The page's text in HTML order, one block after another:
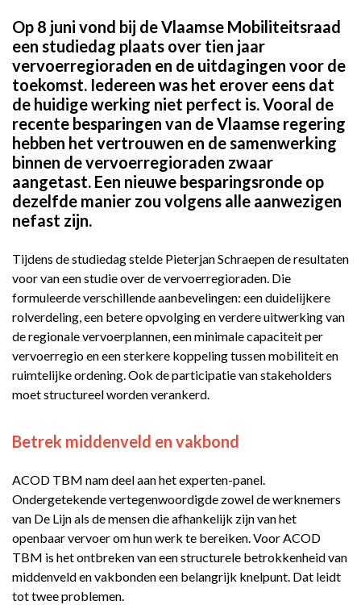
Op 8 juni vond bij de Vlaamse Mobiliteitsraad
een studiedag plaats over tien jaar
vervoerregioraden en de uitdagingen voor de
toekomst. Iedereen was het erover eens dat
de huidige werking niet perfect is. Vooral de
recente besparingen van de Vlaamse regering
hebben het vertrouwen en de samenwerking
binnen de vervoerregioraden zwaar
aangetast. Een nieuwe besparingsronde op
dezelfde manier zou volgens alle aanwezigen
nefast zijn.
Tijdens de studiedag stelde Pieterjan Schraepen de resultaten
voor van een studie over de vervoerregioraden. Die
formuleerde verschillende aanbevelingen: een duidelijkere
rolverdeling, een betere opvolging en verdere uitwerking van
de regionale vervoerplannen, een minimale capaciteit per
vervoerregio en een sterkere koppeling tussen mobiliteit en
ruimtelijke ordening. Ook de participatie van stakeholders
moet structureel worden verankerd.
Betrek middenveld en vakbond
ACOD TBM nam deel aan het experten-panel.
Ondergetekende vertegenwoordigde zowel de werknemers
van De Lijn als de mensen die afhankelijk zijn van het
openbaar vervoer om hun werk te bereiken. Voor ACOD
TBM is het ontbreken van een structurele betrokkenheid van
middenveld en vakbonden een belangrijk knelpunt. Dat leidt
tot twee problemen.